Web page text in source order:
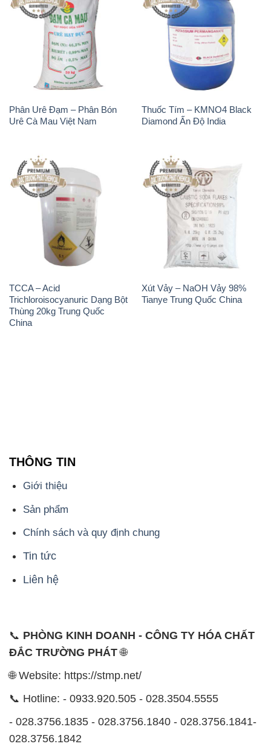
Phân Urê Đạm – Phân Bón
Urê Cà Mau Việt Nam
Thuốc Tím – KMNO4 Black
Diamond Ấn Độ India
TCCA – Acid
Trichloroisocyanuric Dạng Bột
Thùng 20kg Trung Quốc
China
Xút Vảy – NaOH Vảy 98%
Tianye Trung Quốc China
THÔNG TIN
Giới thiệu
Sản phẩm
Chính sách và quy định chung
Tin tức
Liên hệ
📞 PHÒNG KINH DOANH - CÔNG TY HÓA CHẤT
ĐẮC TRƯỜNG PHÁT🌐
🌐 Website: https://stmp.net/
📞 Hotline: - 0933.920.505 - 028.3504.5555
- 028.3756.1835 - 028.3756.1840 - 028.3756.1841-
028.3756.1842